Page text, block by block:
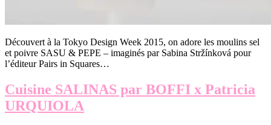
Découvert à la Tokyo Design Week 2015, on adore les moulins sel
et poivre SASU & PEPE – imaginés par Sabina Stržínková pour
l’éditeur Pairs in Squares…
Cuisine SALINAS par BOFFI x Patricia
URQUIOLA